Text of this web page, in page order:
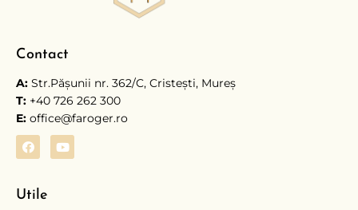
Contact
A: Str.Păşunii nr. 362/C, Cristești, Mureş
T: +40 726 262 300
E: office@faroger.ro
Utile